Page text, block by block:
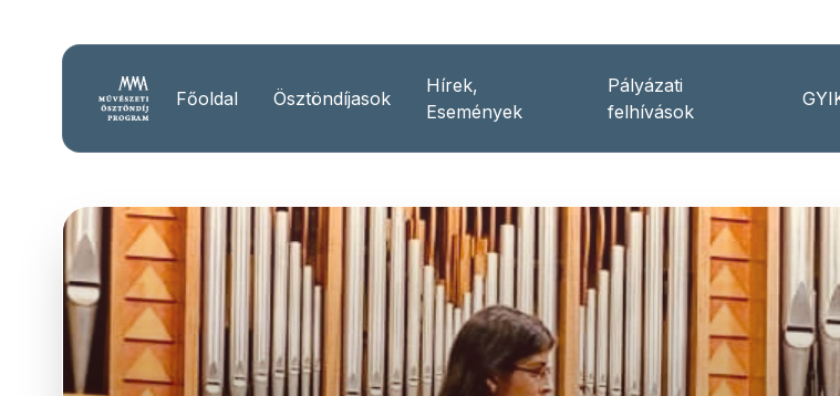
Főoldal Ösztöndíjasok
Hírek,
Események
Pályázati
felhívások